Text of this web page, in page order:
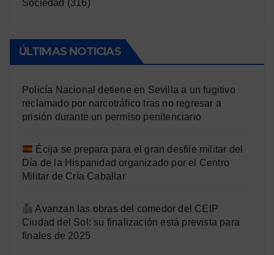
Sociedad (316)
ÚLTIMAS NOTICIAS
Policía Nacional detiene en Sevilla a un fugitivo
reclamado por narcotráfico tras no regresar a
prisión durante un permiso penitenciario
Écija se prepara para el gran desfile militar del
Día de la Hispanidad organizado por el Centro
Militar de Cría Caballar
Avanzan las obras del comedor del CEIP
Ciudad del Sol: su finalización está prevista para
finales de 2025